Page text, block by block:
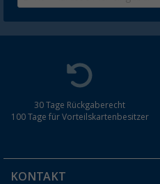
30 Tage Rückgaberecht
100 Tage für Vorteilskartenbesitzer
KONTAKT